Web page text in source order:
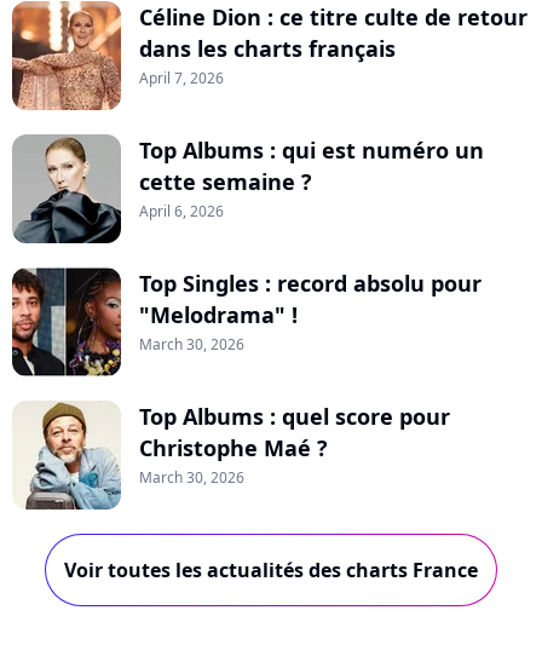
Céline Dion : ce titre culte de retour
dans les charts français
April 7, 2026
Top Albums : qui est numéro un
cette semaine ?
April 6, 2026
Top Singles : record absolu pour
"Melodrama" !
March 30, 2026
Top Albums : quel score pour
Christophe Maé ?
March 30, 2026
Voir toutes les actualités des charts France